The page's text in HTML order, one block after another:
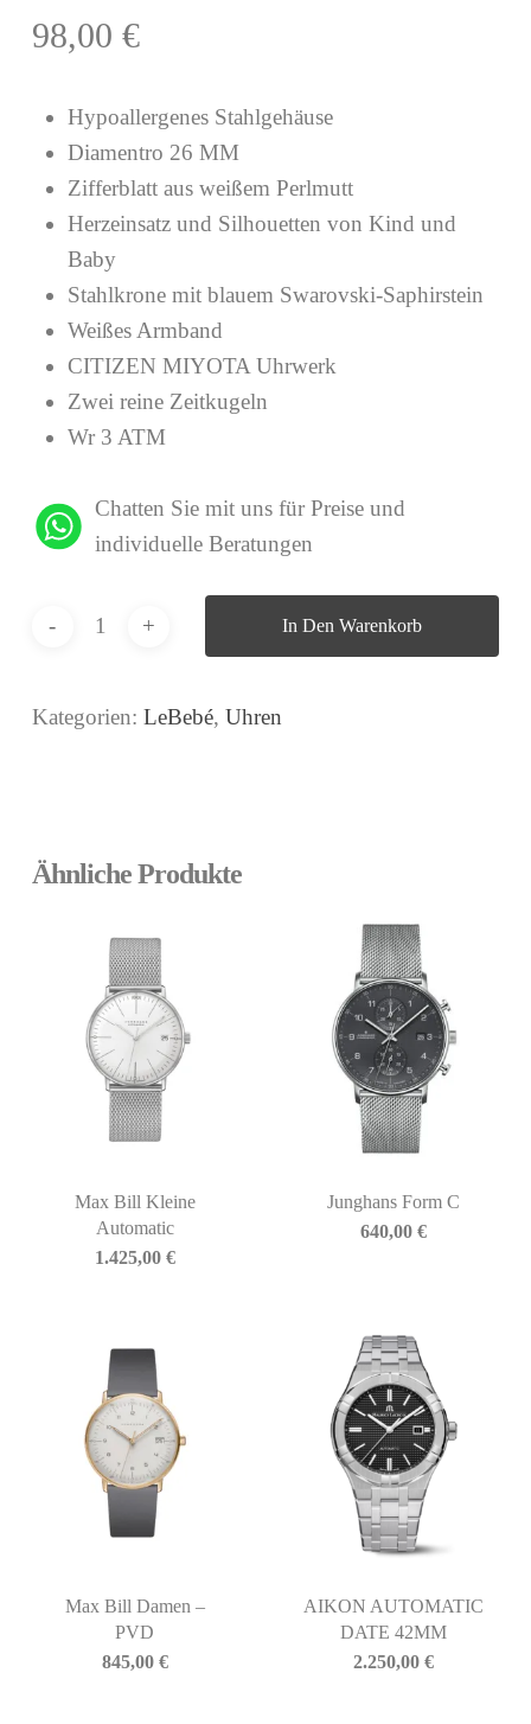
98,00 €
Hypoallergenes Stahlgehäuse
Diamentro 26 MM
Zifferblatt aus weißem Perlmutt
Herzeinsatz und Silhouetten von Kind und
Baby
Stahlkrone mit blauem Swarovski-Saphirstein
Weißes Armband
CITIZEN MIYOTA Uhrwerk
Zwei reine Zeitkugeln
Wr 3 ATM
Chatten Sie mit uns für Preise und
individuelle Beratungen
In Den Warenkorb
Kategorien: LeBebé, Uhren
Ähnliche Produkte
Max Bill Kleine
Automatic
1.425,00 €
Junghans Form C
640,00€
Max Bill Damen –
PVD
845,00 €
AIKON AUTOMATIC
DATE 42MM
2.250,00€